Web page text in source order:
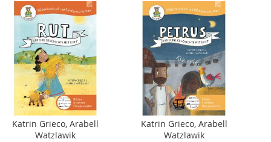
Katrin Grieco, Arabell
Watzlawik
Katrin Grieco, Arabell
Watzlawik